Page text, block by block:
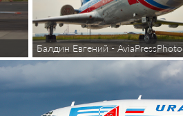
Балдин Евгений - AviaPressPhoto